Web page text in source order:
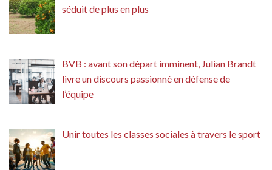
séduit de plus en plus
BVB : avant son départ imminent, Julian Brandt
livre un discours passionné en défense de
l’équipe
Unir toutes les classes sociales à travers le sport